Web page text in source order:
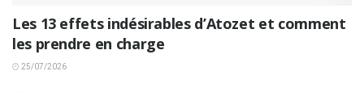
Les 13 effets indésirables d’Atozet et comment
les prendre en charge
25/07/2026